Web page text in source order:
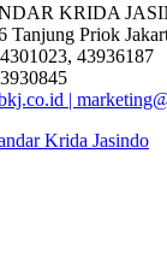
KRIDA
Tanjung Priok
43936187
|
Krida Jasindo